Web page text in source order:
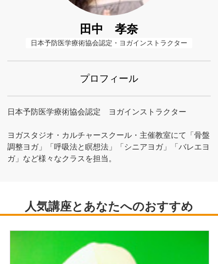
田中 孝奈
日本予防医学療術協会認定・ヨガインストラクター
プロフィール
日本予防医学療術協会認定 ヨガインストラクター
ヨガスタジオ・カルチャースクール・主催教室にて「骨盤
調整ヨガ」「呼吸法と瞑想法」「シニアヨガ」「バレエヨ
ガ」など様々なクラスを担当。